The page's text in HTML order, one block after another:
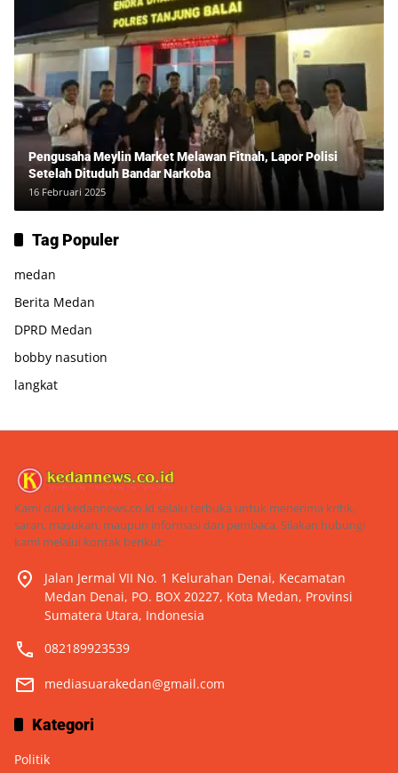
Pengusaha Meylin Market Melawan Fitnah, Lapor Polisi
Setelah Dituduh Bandar Narkoba
16 Februari 2025
Tag Populer
medan
Berita Medan
DPRD Medan
bobby nasution
langkat
Kami dari kedannews.co.id selalu terbuka untuk menerima kritik,
saran, masukan, maupun informasi dari pembaca. Silakan hubungi
kami melalui kontak berikut:
Jalan Jermal VII No. 1 Kelurahan Denai, Kecamatan
Medan Denai, PO. BOX 20227, Kota Medan, Provinsi
Sumatera Utara, Indonesia
082189923539
mediasuarakedan@gmail.com
Kategori
Politik